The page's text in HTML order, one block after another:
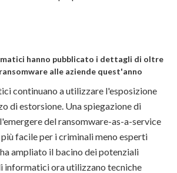
hanno pubblicato i dettagli di oltre
alle aziende quest'anno
continuano a utilizzare l'esposizione
di estorsione. Una spiegazione di
del ransomware-as-a-service
più facile per i criminali meno esperti
ampliato il bacino dei potenziali
informatici ora utilizzano tecniche